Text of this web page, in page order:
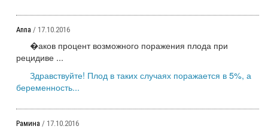
Anna / 17.10.2016
�аков процент возможного поражения плода при
рецидиве ...
Здравствуйте! Плод в таких случаях поражается в 5%, а
беременность...
Рамина / 17.10.2016